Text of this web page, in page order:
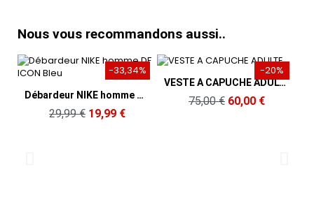
Nous vous recommandons aussi..
Aperçu rapide
-33,34%
Débardeur NIKE homme DF ICON Bleu
29,99 € 19,99 €
Aperçu rapide
-20%
VESTE A CAPUCHE ADULTE
75,00 € 60,00 €